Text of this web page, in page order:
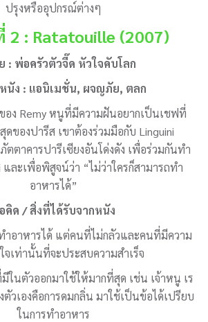
ปรุงหรืออุปกรณ์ต่างๆ
2 : Ratatouille (2007)
: พ่อครัวตัวจี๊ด หัวใจคับโลก
นัง : แอนิเมชั่น, ผจญภัย, ตลก
ของ Remy หนูที่มีความฝันอยากเป็นเชฟที่
ดของปารีส เขาต้องร่วมมือกับ Linguini
ตตาคารปารีเซียงอันโด่งดัง เพื่อร่วมกันทำ
และเพื่อพิสูจน์ว่า “ไม่ว่าใครก็สามารถทำ
อาหารได้”
คิด / สิ่งที่ได้รับจากหนัง
ำอาหารได้ แต่คนที่ไม่กลัวและคนที่มีความ
จเท่านั้นที่จะประสบความสำเร็จ
ในตัวออกมาใช้ให้มากที่สุด เช่น เจ้าหนู เร
ตัวเองคือการดมกลิ่น มาใช้เป็นข้อได้เปรียบ
ในการทำอาหาร